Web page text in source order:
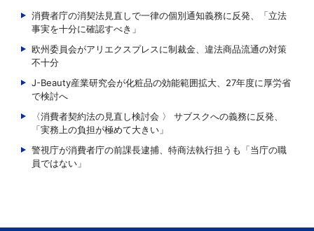
消費者庁の消契法見直しで一律の個別通知義務に反発、「立法
事実を十分に確認すべき」
欧州委員会がアリエクスプレスに制裁金、違法商品流通の対策
不十分
J-Beauty産業研究会が化粧品の効能範囲拡大、27年度に厚労省
で検討へ
〈消費者契約法の見直し検討会 〉 サブスクへの義務に反発、
「実務上の負担が極めて大きい」
警視庁が消費者庁の前課長逮捕、特商法執行担うも「当庁の職
員ではない」